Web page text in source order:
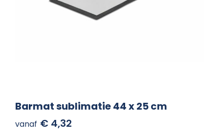
Barmat sublimatie 44 x 25 cm
vanaf € 4,32